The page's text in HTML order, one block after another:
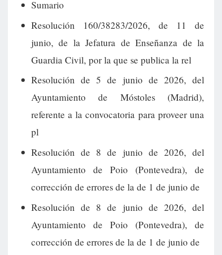
Sumario
Resolución 160/38283/2026, de 11 de
junio, de la Jefatura de Enseñanza de la
Guardia Civil, por la que se publica la rel
Resolución de 5 de junio de 2026, del
Ayuntamiento de Móstoles (Madrid),
referente a la convocatoria para proveer una
pl
Resolución de 8 de junio de 2026, del
Ayuntamiento de Poio (Pontevedra), de
corrección de errores de la de 1 de junio de
Resolución de 8 de junio de 2026, del
Ayuntamiento de Poio (Pontevedra), de
corrección de errores de la de 1 de junio de